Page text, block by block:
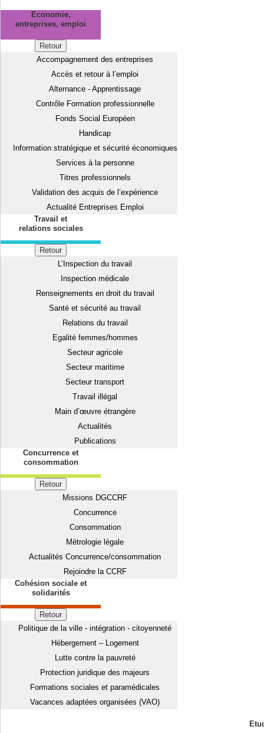
Economie,
entreprises, emploi
Retour
Accompagnement des entreprises
Accès et retour à l’emploi
Alternance - Apprentissage
Contrôle Formation professionnelle
Fonds Social Européen
Handicap
Information stratégique et sécurité économiques
Services à la personne
Titres professionnels
Validation des acquis de l’expérience
Actualité Entreprises Emploi
Travail et
relations sociales
Retour
L’Inspection du travail
Inspection médicale
Renseignements en droit du travail
Santé et sécurité au travail
Relations du travail
Egalité femmes/hommes
Secteur agricole
Secteur maritime
Secteur transport
Travail illégal
Main d’œuvre étrangère
Actualités
Publications
Concurrence et
consommation
Retour
Missions DGCCRF
Concurrence
Consommation
Métrologie légale
Actualités Concurrence/consommation
Rejoindre la CCRF
Cohésion sociale et
solidarités
Retour
Politique de la ville - intégration - citoyenneté
Hébergement – Logement
Lutte contre la pauvreté
Protection juridique des majeurs
Formations sociales et paramédicales
Vacances adaptées organisées (VAO)